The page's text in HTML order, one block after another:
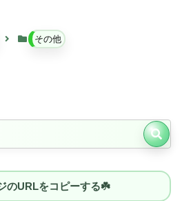
その他
のURLをコピーする☘️